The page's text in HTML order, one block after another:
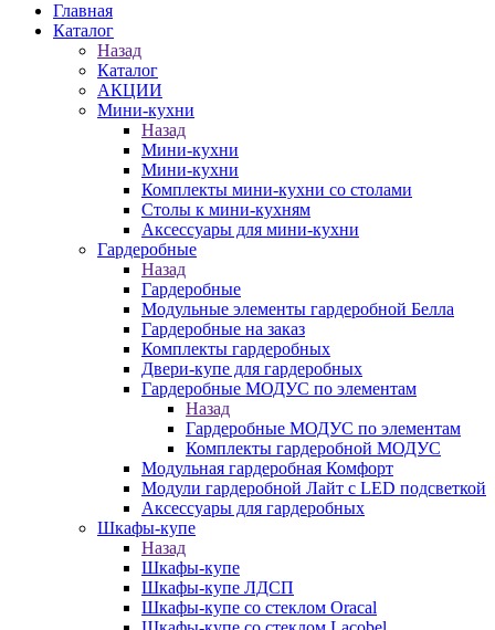
Главная
Каталог
Назад
Каталог
АКЦИИ
Мини-кухни
Назад
Мини-кухни
Мини-кухни
Комплекты мини-кухни со столами
Столы к мини-кухням
Аксессуары для мини-кухни
Гардеробные
Назад
Гардеробные
Модульные элементы гардеробной Белла
Гардеробные на заказ
Комплекты гардеробных
Двери-купе для гардеробных
Гардеробные МОДУС по элементам
Назад
Гардеробные МОДУС по элементам
Комплекты гардеробной МОДУС
Модульная гардеробная Комфорт
Модули гардеробной Лайт с LED подсветкой
Аксессуары для гардеробных
Шкафы-купе
Назад
Шкафы-купе
Шкафы-купе ЛДСП
Шкафы-купе со стеклом Oracal